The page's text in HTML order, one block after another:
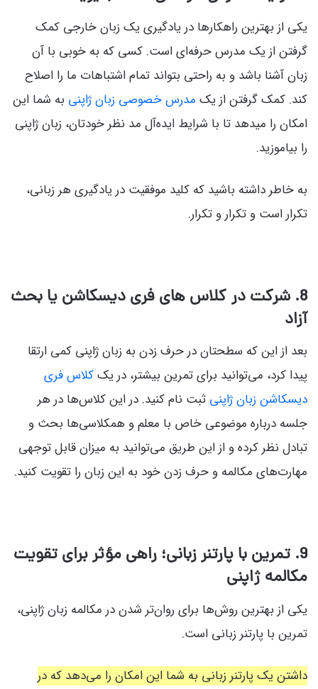
یکی از بهترین راهکارها در یادگیری یک زبان خارجی کمک
گرفتن از یک مدرس حرفه‌ای است. کسی که به خوبی با آن
زبان آشنا باشد و به راحتی بتواند تمام اشتباهات ما را اصلاح
کند. کمک گرفتن از یک مدرس خصوصی زبان ژاپنی به شما این
امکان را میدهد تا با شرایط ایده‌آل مد نظر خودتان، زبان ژاپنی
را بیاموزید.
به خاطر داشته باشید که کلید موفقیت در یادگیری هر زبانی،
تکرار است و تکرار و تکرار.
8. شرکت در کلاس های فری دیسکاشن یا بحث
آزاد
بعد از این که سطحتان در حرف زدن به زبان ژاپنی کمی ارتقا
پیدا کرد، می‌توانید برای تمرین بیشتر، در یککلاس فری
دیسکاشن زبان ژاپنی ثبت نام کنید. در این کلاس‌ها در هر
جلسه درباره موضوعی خاص با معلم و همکلاسی‌ها بحث و
تبادل نظر کرده و از این طریق می‌توانید به میزان قابل توجهی
مهارت‌های مکالمه و حرف زدن خود به این زبان را تقویت کنید.
9. تمرین با پارتنر زبانی؛ راهی مؤثر برای تقویت
مکالمه ژاپنی
یکی از بهترین روش‌ها برای روان‌تر شدن در مکالمه زبان ژاپنی،
تمرین با پارتنر زبانی است.
داشتن یک پارتنر زبانی به شما این امکان را می‌دهد که در